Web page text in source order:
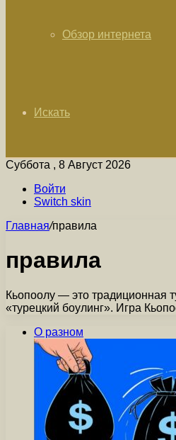
Обзор интернета
Искать
Суббота , 8 Август 2026
Войти
Switch skin
Главная/правила
правила
Кьопоолу — это традиционная
«турецкий боулинг». Игра
О разном